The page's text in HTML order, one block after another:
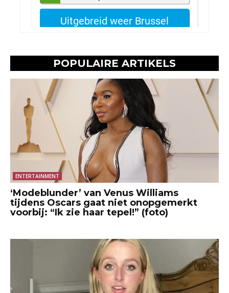
POPULAIRE ARTIKELS
ENTERTAINMENT
‘Modeblunder’ van Venus Williams
tijdens Oscars gaat niet onopgemerkt
voorbij: “Ik zie haar tepel!” (foto)